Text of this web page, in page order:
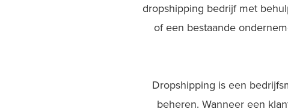
dropshipping bedrijf met
of een bestaande
Dropshipping is een
beheren. Wanneer een